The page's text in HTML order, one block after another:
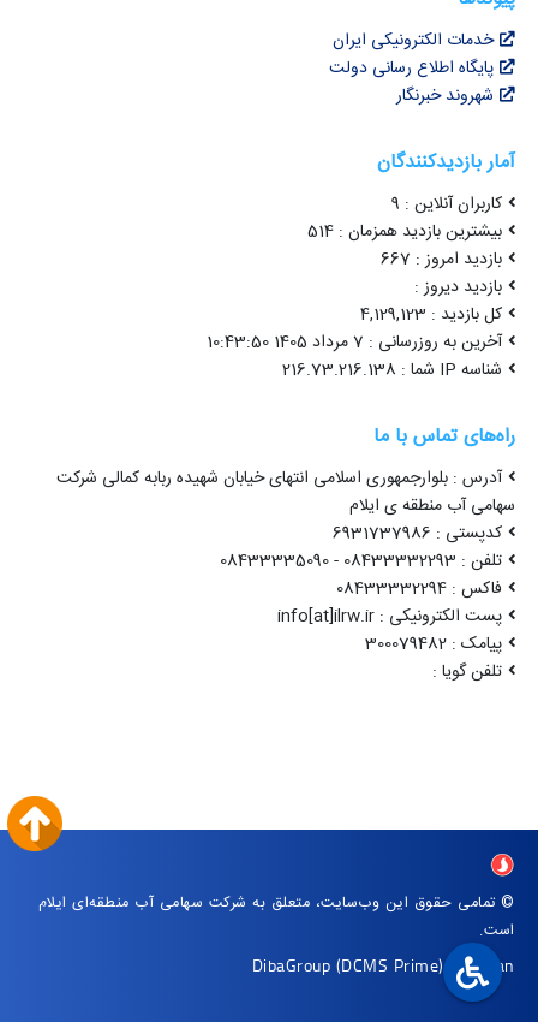
خدمات الکترونیکی ایران
پایگاه اطلاع رسانی دولت
شهروند خبرنگار
آمار بازدیدکنندگان
کاربران آنلاین : 9
بیشترین بازدید همزمان : 514
بازدید امروز : 667
بازدید دیروز :
کل بازدید : 4,129,123
آخرین به روزرسانی : 7 مرداد 1405 10:43:50
شناسه IP شما : 216.73.216.138
راه‌های تماس با ما
آدرس : بلوارجمهوری اسلامی انتهای خیابان شهیده ربابه کمالی شرکت
سهامی آب منطقه ی ایلام
کدپستی : 6931737986
تلفن : 08433332293 - 08433335090
فاکس : 08433332294
پست الکترونیکی : info[at]ilrw.ir
پیامک : 300079482
تلفن گویا :
© تمامی حقوق این وب‌سایت، متعلق به شرکت سهامی آب منطقه‌ای ایلام
است.
DibaGroup (DCMS Prime)|Arvan